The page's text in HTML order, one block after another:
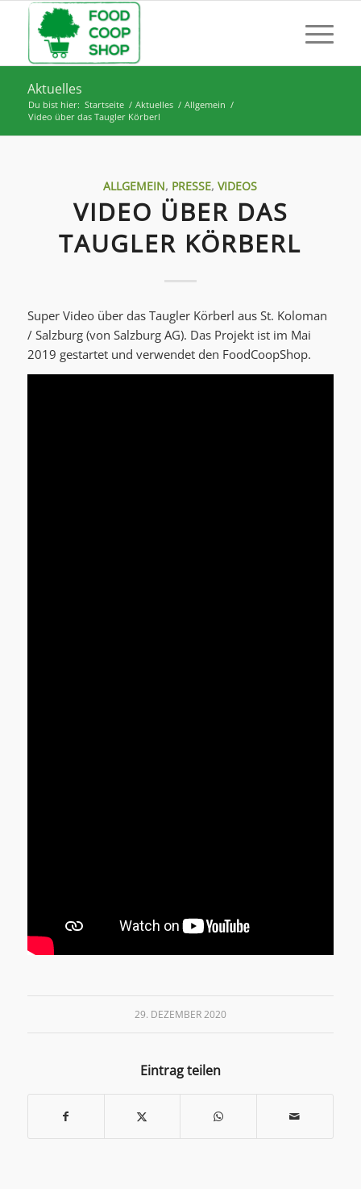
Aktuelles
Du bist hier: Startseite / Aktuelles / Allgemein /
Video über das Taugler Körberl
ALLGEMEIN, PRESSE,VIDEOS
VIDEO ÜBER DAS
TAUGLER KÖRBERL
Super Video über das Taugler Körberl aus St. Koloman
/ Salzburg (von Salzburg AG). Das Projekt ist im Mai
2019 gestartet und verwendet den FoodCoopShop.
29. DEZEMBER 2020
Eintrag teilen